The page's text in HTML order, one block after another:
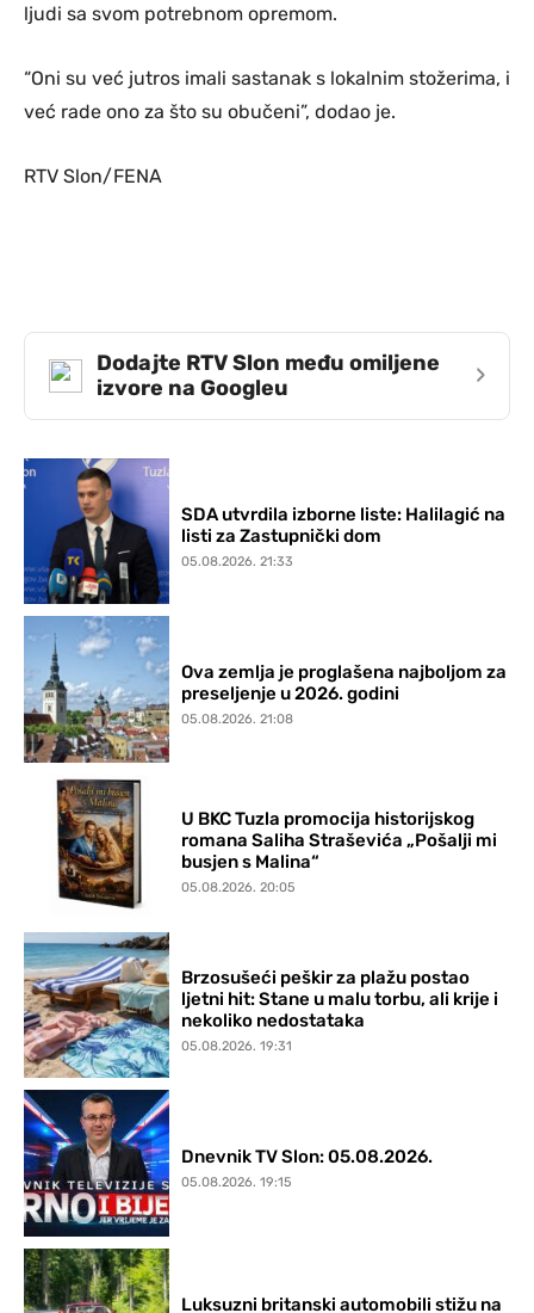
ljudi sa svom potrebnom opremom.
“Oni su već jutros imali sastanak s lokalnim stožerima, i
već rade ono za što su obučeni”, dodao je.
RTV Slon/FENA
Dodajte RTV Slon među omiljene
izvore na Googleu
›
SDA utvrdila izborne liste: Halilagić na
listi za Zastupnički dom
05.08.2026. 21:33
Ova zemlja je proglašena najboljom za
preseljenje u 2026. godini
05.08.2026. 21:08
U BKC Tuzla promocija historijskog
romana Saliha Straševića „Pošalji mi
busjen s Malina“
05.08.2026. 20:05
Brzosušeći peškir za plažu postao
ljetni hit: Stane u malu torbu, ali krije i
nekoliko nedostataka
05.08.2026. 19:31
Dnevnik TV Slon: 05.08.2026.
05.08.2026. 19:15
Luksuzni britanski automobili stižu na